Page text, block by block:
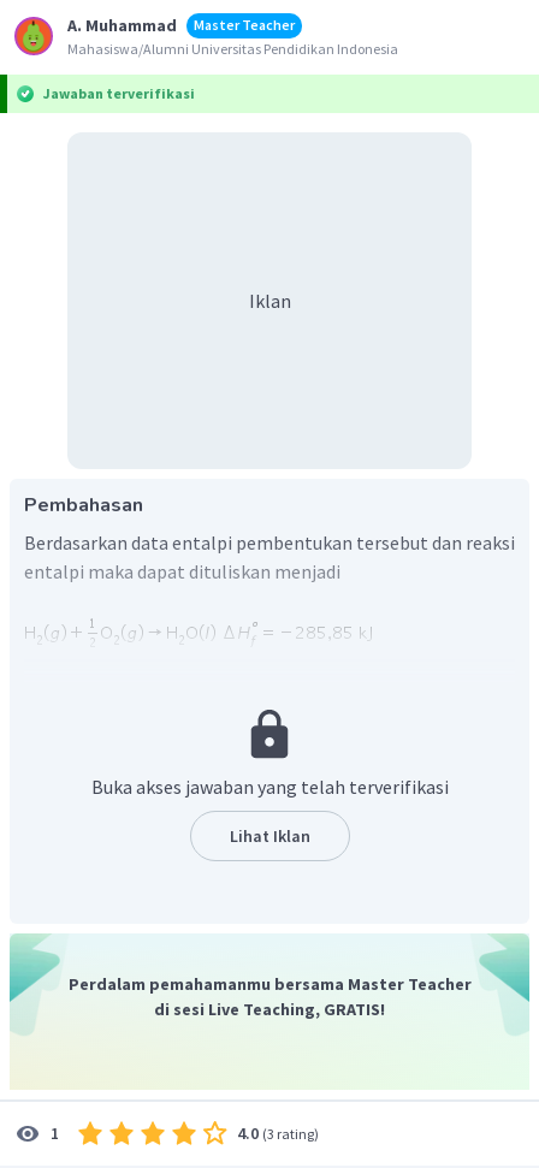
A. Muhammad
Master Teacher
Mahasiswa/Alumni Universitas Pendidikan Indonesia
Jawaban terverifikasi
Iklan
Pembahasan
Berdasarkan data entalpi pembentukan tersebut dan reaksi
entalpi maka dapat dituliskan menjadi
Dari data reaksi tersebut dapat ditentukan nilai
dengan cara
persamaan reaksi 1 dan 3 dibalik
Buka akses jawaban yang telah terverifikasi
Lihat Iklan
Perdalam pemahamanmu bersama Master Teacher
di sesi Live Teaching, GRATIS!
1 4.0 (3 rating)